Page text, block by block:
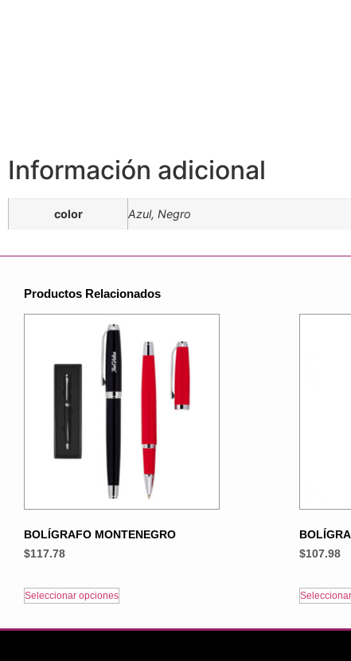
Información adicional
color Azul, Negro
Productos Relacionados
BOLÍGRAFO MONTENEGRO
$117.78
Seleccionar opciones
$107.98